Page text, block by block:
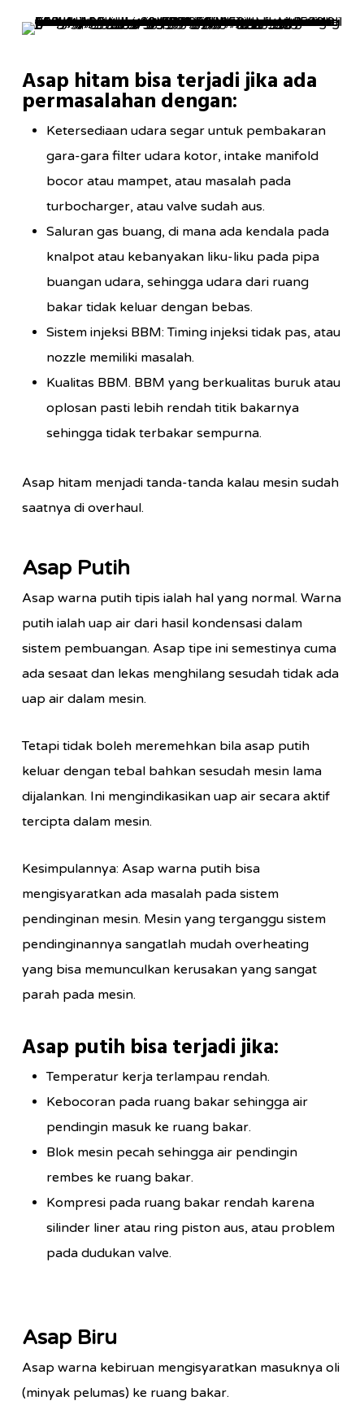
Asap hitam bisa terjadi jika ada
permasalahan dengan:
Ketersediaan udara segar untuk pembakaran
gara-gara filter udara kotor, intake manifold
bocor atau mampet, atau masalah pada
turbocharger, atau valve sudah aus.
Saluran gas buang, di mana ada kendala pada
knalpot atau kebanyakan liku-liku pada pipa
buangan udara, sehingga udara dari ruang
bakar tidak keluar dengan bebas.
Sistem injeksi BBM: Timing injeksi tidak pas, atau
nozzle memiliki masalah.
Kualitas BBM. BBM yang berkualitas buruk atau
oplosan pasti lebih rendah titik bakarnya
sehingga tidak terbakar sempurna.
Asap hitam menjadi tanda-tanda kalau mesin sudah
saatnya di overhaul.
Asap Putih
Asap warna putih tipis ialah hal yang normal. Warna
putih ialah uap air dari hasil kondensasi dalam
sistem pembuangan. Asap tipe ini semestinya cuma
ada sesaat dan lekas menghilang sesudah tidak ada
uap air dalam mesin.
Tetapi tidak boleh meremehkan bila asap putih
keluar dengan tebal bahkan sesudah mesin lama
dijalankan. Ini mengindikasikan uap air secara aktif
tercipta dalam mesin.
Kesimpulannya: Asap warna putih bisa
mengisyaratkan ada masalah pada sistem
pendinginan mesin. Mesin yang terganggu sistem
pendinginannya sangatlah mudah overheating
yang bisa memunculkan kerusakan yang sangat
parah pada mesin.
Asap putih bisa terjadi jika:
Temperatur kerja terlampau rendah.
Kebocoran pada ruang bakar sehingga air
pendingin masuk ke ruang bakar.
Blok mesin pecah sehingga air pendingin
rembes ke ruang bakar.
Kompresi pada ruang bakar rendah karena
silinder liner atau ring piston aus, atau problem
pada dudukan valve.
Asap Biru
Asap warna kebiruan mengisyaratkan masuknya oli
(minyak pelumas) ke ruang bakar.